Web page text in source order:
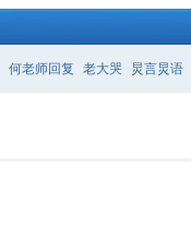
何老师回复 老大哭 炅言炅语